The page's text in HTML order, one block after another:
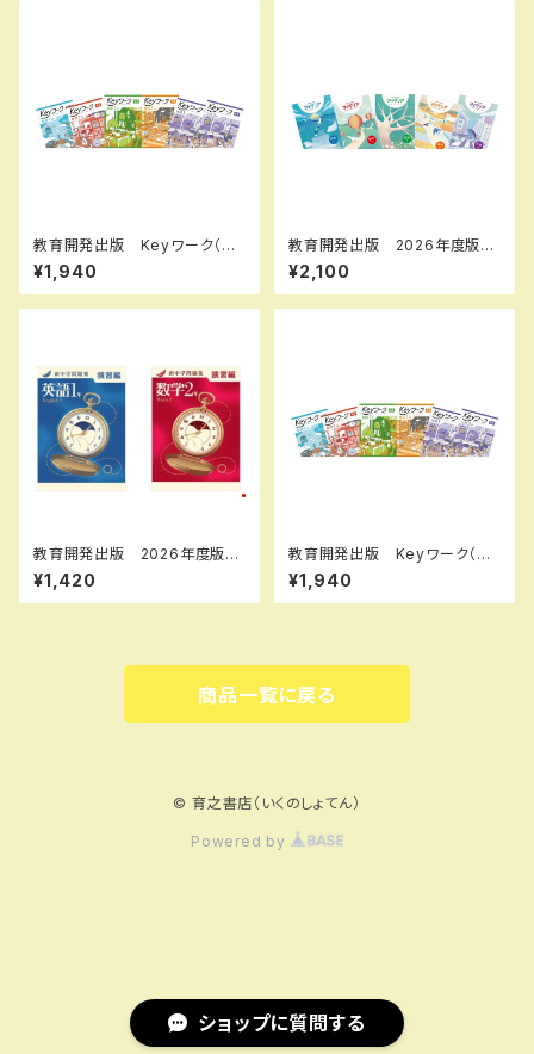
ショップに質問する
教育開発出版 Keyワーク（キ
ーワーク） 理科 中1～3（ご
選択ください） 2026年度版
新品完全セット
¥1,940
教育開発出版 2026年度版
マイクリア数学 中1～3 各学
年（選択ください） 問題集本体
と別冊解答つき 新品完全セッ
¥2,100
教育開発出版 2026年度版
新中学問題集 英語 中1～3
演習編 各学年（選択くださ
い） 問題集本体と別冊解答つ
¥1,420
教育開発出版 Keyワーク（キ
ーワーク） 数学 中1～3（ご
選択ください） 2026年度版
新品完全セット
¥1,940
商品一覧に戻る
© 育之書店（いくのしょてん）
Powered by